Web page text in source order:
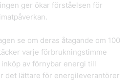
ger ökar förståelsen för
se om deras åtagande om 100
varje förbrukningstimme
av förnybar energi till
det lättare för energileverantörer